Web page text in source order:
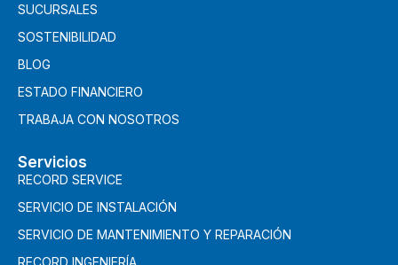
SUCURSALES
SOSTENIBILIDAD
BLOG
ESTADO FINANCIERO
TRABAJA CON NOSOTROS
Servicios
RECORD SERVICE
SERVICIO DE INSTALACIÓN
SERVICIO DE MANTENIMIENTO Y REPARACIÓN
RECORD INGENIERÍA